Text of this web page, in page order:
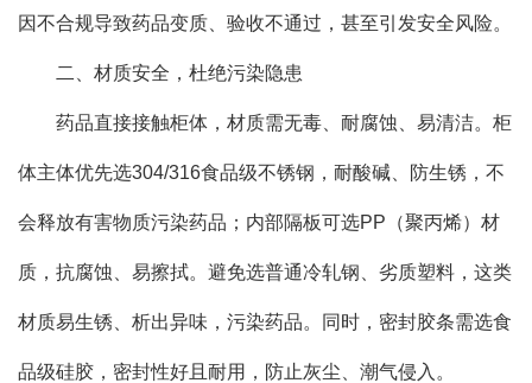
因不合规导致药品变质、验收不通过，甚至引发安全风险。
二、材质安全，杜绝污染隐患
药品直接接触柜体，材质需无毒、耐腐蚀、易清洁。柜
体主体优先选304/316食品级不锈钢，耐酸碱、防生锈，不
会释放有害物质污染药品；内部隔板可选PP（聚丙烯）材
质，抗腐蚀、易擦拭。避免选普通冷轧钢、劣质塑料，这类
材质易生锈、析出异味，污染药品。同时，密封胶条需选食
品级硅胶，密封性好且耐用，防止灰尘、潮气侵入。